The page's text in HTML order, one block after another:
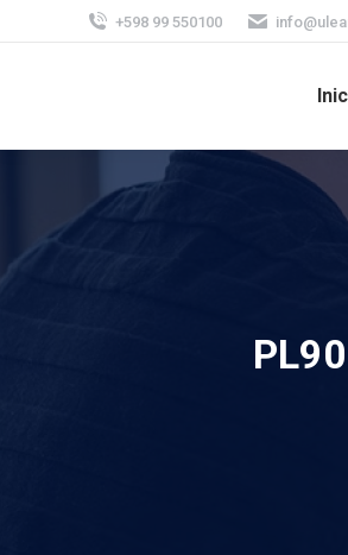
+598 99 550100